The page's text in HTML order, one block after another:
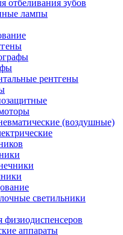
отбеливания зубов
лампы
рентгены
(воздушные)
светильники
физиодиспенсеров
аппараты